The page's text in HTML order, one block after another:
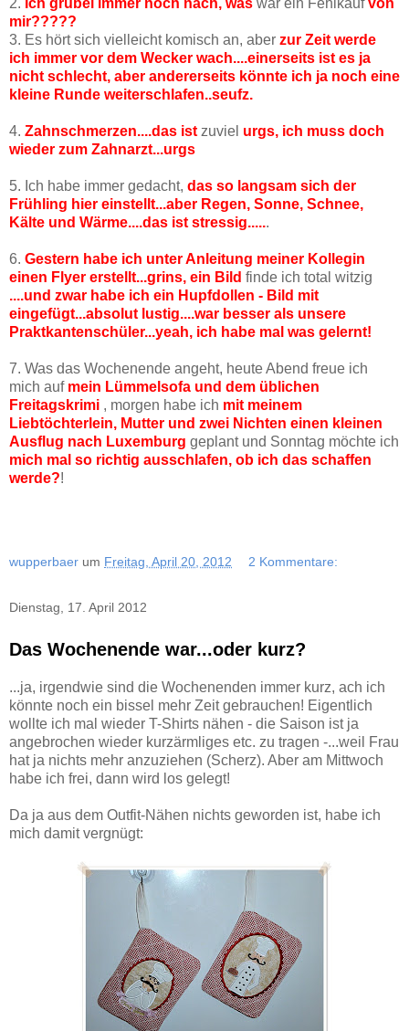
mir?????
3. Es hört sich vielleicht komisch an, aber zur Zeit werde
ich immer vor dem Wecker wach....einerseits ist es ja
nicht schlecht, aber andererseits könnte ich ja noch eine
kleine Runde weiterschlafen..seufz.
4. Zahnschmerzen....das ist zuviel urgs, ich muss doch
wieder zum Zahnarzt...urgs
5. Ich habe immer gedacht, das so langsam sich der
Frühling hier einstellt...aber Regen, Sonne, Schnee,
Kälte und Wärme....das ist stressig......
6. Gestern habe ich unter Anleitung meiner Kollegin
einen Flyer erstellt...grins, ein Bild finde ich total witzig
....und zwar habe ich ein Hupfdollen - Bild mit
eingefügt...absolut lustig....war besser als unsere
Praktkantenschüler...yeah, ich habe mal was gelernt!
7. Was das Wochenende angeht, heute Abend freue ich
mich auf mein Lümmelsofa und dem üblichen
Freitagskrimi , morgen habe ich mit meinem
Liebtöchterlein, Mutter und zwei Nichten einen kleinen
Ausflug nach Luxemburg geplant und Sonntag möchte ich
mich mal so richtig ausschlafen, ob ich das schaffen
werde?!
wupperbaer um Freitag, April 20, 2012 2 Kommentare:
Dienstag, 17. April 2012
Das Wochenende war...oder kurz?
...ja, irgendwie sind die Wochenenden immer kurz, ach ich
könnte noch ein bissel mehr Zeit gebrauchen! Eigentlich
wollte ich mal wieder T-Shirts nähen - die Saison ist ja
angebrochen wieder kurzärmliges etc. zu tragen -...weil Frau
hat ja nichts mehr anzuziehen (Scherz). Aber am Mittwoch
habe ich frei, dann wird los gelegt!
Da ja aus dem Outfit-Nähen nichts geworden ist, habe ich
mich damit vergnügt: